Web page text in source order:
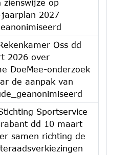
zienswijze op
2027
Oss dd
2026 over
DoeMee-onderzoek
de aanpak van
Sportservice
dd 10 maart
samen richting de